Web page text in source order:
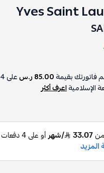
Yves Saint
فاتورتك بقيمة85.00 ر.س على4
الإسلاميةاعرف أكثر